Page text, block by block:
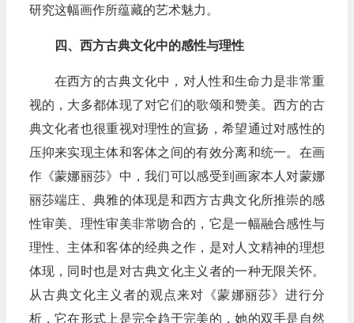
研究这幅画作所蕴藏的艺术魅力。
四、西方古典文化中的感性与理性
在西方的古典文化中，对人性和生命力是非常重
视的，大多都体现了对它们的歌颂和赞美。西方的古
典文化者也很重视对理性的宣扬，希望通过对感性的
压抑来实现主体和客体之间的有效分离和统一。在画
作《蒙娜丽莎》中，我们可以感受到画家本人对蒙娜
丽莎端庄、典雅的体现是和西方古典文化所推崇的感
性审美、理性审美非常吻合的，它是一幅融合感性与
理性、主体和客体的经典之作，是对人文精神的理想
体现，同时也是对古典文化主义者的一种无限关怀。
从古典文化主义者的观点来对《蒙娜丽莎》进行分
析，它在形式上是完全趋于完美的，她的双手是自然